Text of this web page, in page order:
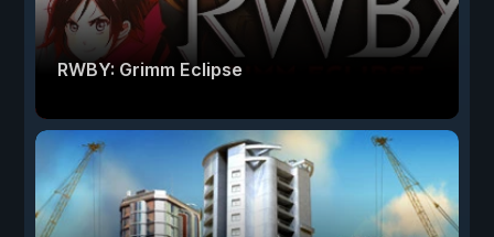
RWBY: Grimm Eclipse